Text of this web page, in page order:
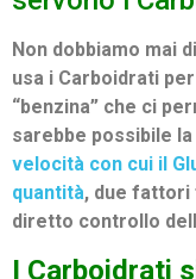
Non dobbiamo mai
usa i Carboidrati
“benzina” che ci
sarebbe possibile
velocità con cui il
quantità, due fattori
diretto controllo
I Carboidrati